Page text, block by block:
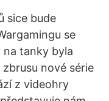
sice bude
se
na tanky byla
nové série
z videohry